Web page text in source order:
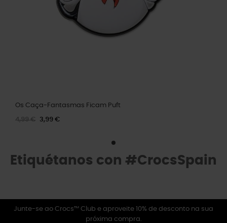
Os Caça-Fantasmas Ficam Puft
4,99 € 3,99 €
Etiquétanos con #CrocsSpain
Junte-se ao Crocs™ Club e aproveite 10% de desconto na sua
próxima compra.